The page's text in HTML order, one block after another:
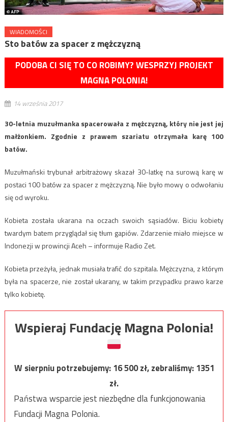
WIADOMOŚCI
Sto batów za spacer z mężczyzną
PODOBA CI SIĘ TO CO ROBIMY? WESPRZYJ PROJEKT
MAGNA POLONIA!
14 września 2017
30-letnia muzułmanka spacerowała z mężczyzną, który nie jest jej
małżonkiem. Zgodnie z prawem szariatu otrzymała karę 100
batów.
Muzułmański trybunał arbitrażowy skazał 30-latkę na surową karę w
postaci 100 batów za spacer z mężczyzną. Nie było mowy o odwołaniu
się od wyroku.
Kobieta została ukarana na oczach swoich sąsiadów. Biciu kobiety
twardym batem przyglądał się tłum gapiów. Zdarzenie miało miejsce w
Indonezji w prowincji Aceh – informuje Radio Zet.
Kobieta przeżyła, jednak musiała trafić do szpitala. Mężczyzna, z którym
była na spacerze, nie został ukarany, w takim przypadku prawo karze
tylko kobietę.
Wspieraj Fundację Magna Polonia!
W sierpniu potrzebujemy:16 500zł, zebraliśmy:1351
zł.
Państwa wsparcie jest niezbędne dla funkcjonowania
Fundacji Magna Polonia.